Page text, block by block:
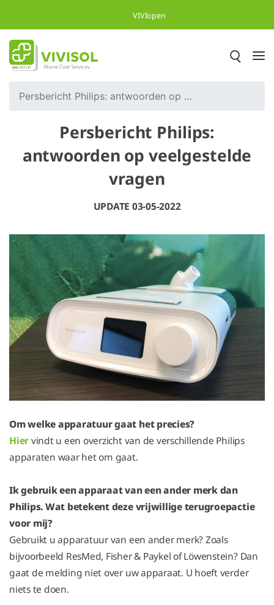
Overslaan en naar hoofdinhoud gaan
VIVIopen
Persbericht Philips: antwoorden op veelgestelde vragen
Persbericht Philips:
antwoorden op veelgestelde
vragen
UPDATE 03-05-2022
Om welke apparatuur gaat het precies?
Hiervindt u een overzicht van de verschillende Philips
apparaten waar het om gaat.
Ik gebruik een apparaat van een ander merk dan
Philips. Wat betekent deze vrijwillige terugroepactie
voor mij?
Gebruikt u apparatuur van een ander merk? Zoals
bijvoorbeeld ResMed, Fisher & Paykel of Löwenstein? Dan
gaat de melding niet over uw apparaat. U hoeft verder
niets te doen.